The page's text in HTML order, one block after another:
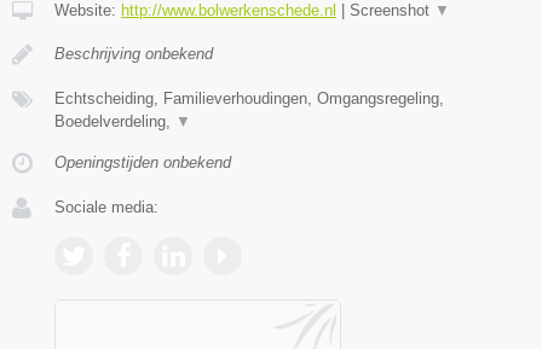
Website: http://www.bolwerkenschede.nl Screenshot ▼
Beschrijving onbekend
Echtscheiding, Familieverhoudingen, Omgangsregeling,
Boedelverdeling, ▼
Openingstijden onbekend
Sociale media: